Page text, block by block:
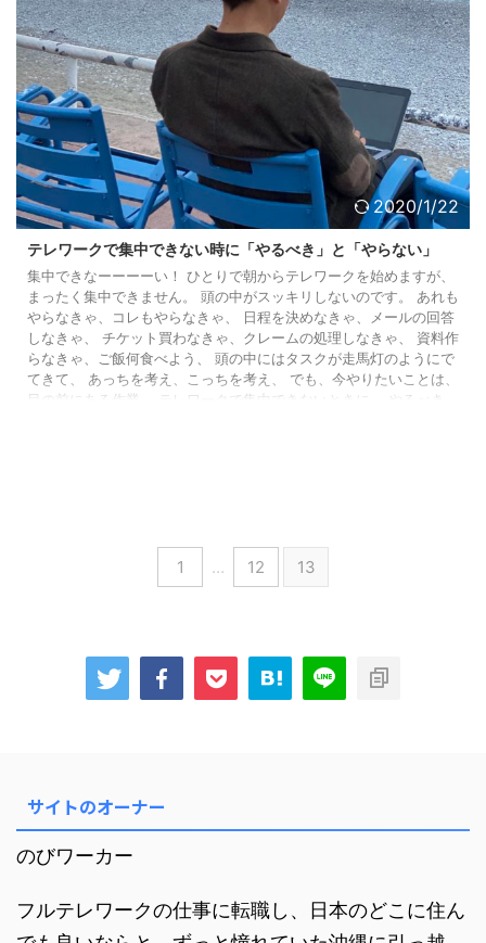
2020/1/22
テレワークで集中できない時に「やるべき」と「やらない」
集中できなーーーーい！ ひとりで朝からテレワークを始めますが、
まったく集中できません。 頭の中がスッキリしないのです。 あれも
やらなきゃ、コレもやらなきゃ、 日程を決めなきゃ、メールの回答
しなきゃ、 チケット買わなきゃ、クレームの処理しなきゃ、 資料作
らなきゃ、ご飯何食べよう、 頭の中にはタスクが走馬灯のようにで
てきて、 あっちを考え、こっちを考え、 でも、今やりたいことは、
目の前にある作業。 テレワークで集中できないときに、 やるべき、
1 … 12 13
サイトのオーナー
のびワーカー
フルテレワークの仕事に転職し、日本のどこに住ん